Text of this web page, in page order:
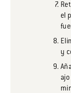
el
y